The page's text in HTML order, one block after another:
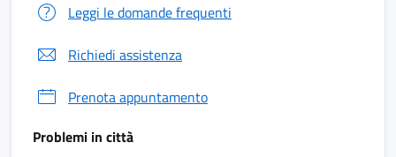
Leggi le domande frequenti
Richiedi assistenza
Prenota appuntamento
Problemi in città